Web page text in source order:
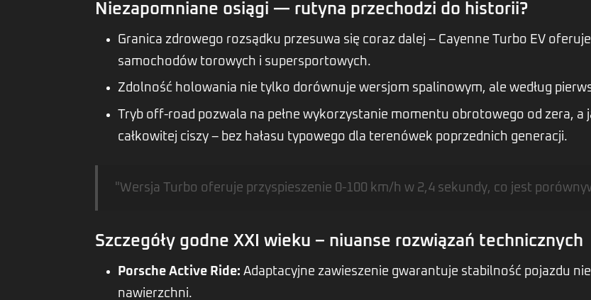
Niezapomniane osiągi — rutyna przechodzi do historii?
Granica zdrowego rozsądku przesuwa się coraz dalej – Cayenne Turbo EV
samochodów torowych i supersportowych.
Zdolność holowania nie tylko dorównuje wersjom spalinowym, ale według
Tryb off-road pozwala na pełne wykorzystanie momentu obrotowego od zera, a
całkowitej ciszy – bez hałasu typowego dla terenówek poprzednich generacji.
"Wersja Turbo oferuje przyspieszenie 0-100 km/h w 2,4 sekundy, co jest
Szczegóły godne XXI wieku – niuanse rozwiązań technicznych
Porsche Active Ride: Adaptacyjne zawieszenie gwarantuje stabilność pojazdu
nawierzchni.